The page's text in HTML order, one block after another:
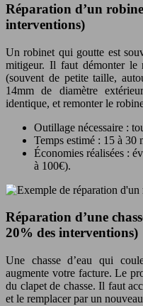
Réparation d’un
interventions)
Un robinet qui goutte est
mitigeur. Il faut démonter le
(souvent de petite taille,
14mm de diamètre
identique, et remonter le
Outillage nécessaire :
Temps estimé : 15 à 30
Économies réalisées :
à 100€).
Réparation d’une
20% des interventions)
Une chasse d’eau qui
augmente votre facture. Le
du clapet de chasse. Il faut
et le remplacer par un